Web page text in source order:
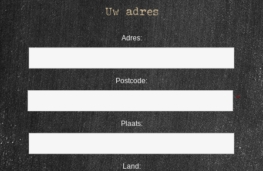
Uw adres
Adres:
Postcode:
*
Plaats:
Land: